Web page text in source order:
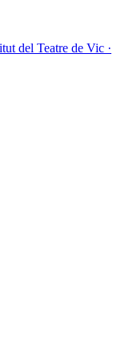
del Teatre de Vic ·